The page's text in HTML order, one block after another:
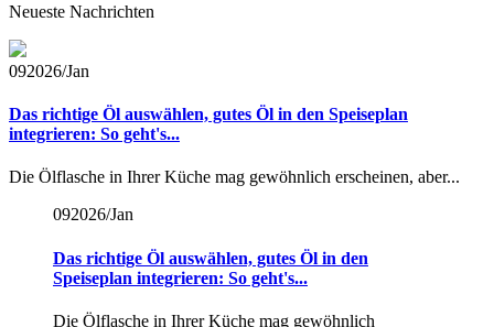
Neueste Nachrichten
092026/Jan
Das richtige Öl auswählen, gutes Öl in den Speiseplan
integrieren: So geht's...
Die Ölflasche in Ihrer Küche mag gewöhnlich erscheinen, aber...
092026/Jan
Das richtige Öl auswählen, gutes Öl in den
Speiseplan integrieren: So geht's...
Die Ölflasche in Ihrer Küche mag gewöhnlich